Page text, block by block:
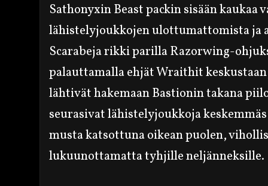
Sathonyxin Beast packin sisään kaukaa
lähistelyjoukkojen ulottumattomista ja
Scarabeja rikki parillaRazorwing-
palauttamallaehjät Wraithit
lähtivät hakemaan Bastionin takana
seurasivat lähistelyjoukkoja
mustakatsottuna oikean puolen,
lukuunottamattatyhjille neljänneksille.